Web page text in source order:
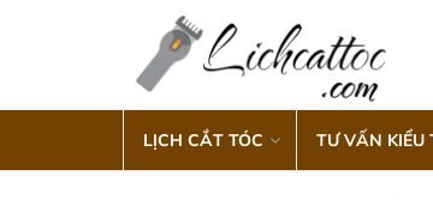
LỊCH CẮT TÓC TƯ VẤN KIỂU